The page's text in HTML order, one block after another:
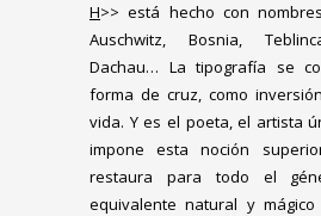
H>> está hecho con
Auschwitz, Bosnia,
Dachau… La tipografía se
forma de cruz, como
vida. Y es el poeta, el artista
impone esta noción
restaura para todo el
equivalente natural y